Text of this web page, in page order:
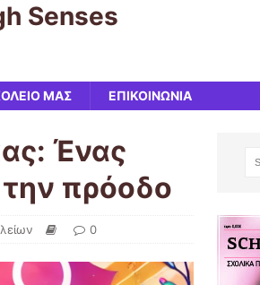
Senses
ΜΑΣ ΕΠΙΚΟΙΝΩΝΙΑ
Ένας
πρόοδο
0